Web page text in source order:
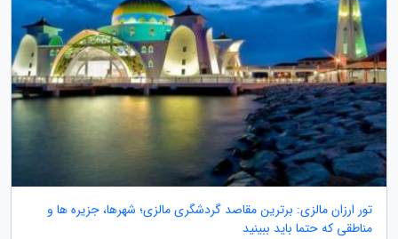
تور ارزان مالزی: برترین مقاصد گردشگری مالزی؛ شهرها، جزیره ها و
مناطقی که حتما باید ببینید